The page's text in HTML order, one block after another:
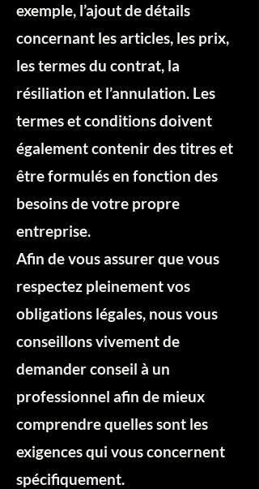
exemple, l’ajout de détails
concernant les articles, les prix,
les termes du contrat, la
résiliation et l’annulation. Les
termes et conditions doivent
également contenir des titres et
être formulés en fonction des
besoins de votre propre
entreprise.
Afin de vous assurer que vous
respectez pleinement vos
obligations légales, nous vous
conseillons vivement de
demander conseil à un
professionnel afin de mieux
comprendre quelles sont les
exigences qui vous concernent
spécifiquement.